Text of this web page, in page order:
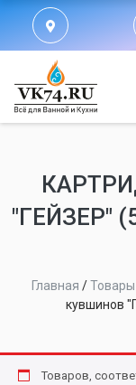
"ГЕЙЗЕР"
Главная /Товары
кувшинов
Товаров,